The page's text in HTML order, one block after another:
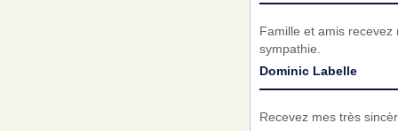
Famille et amis recevez
sympathie.
Dominic Labelle
Recevez mes très